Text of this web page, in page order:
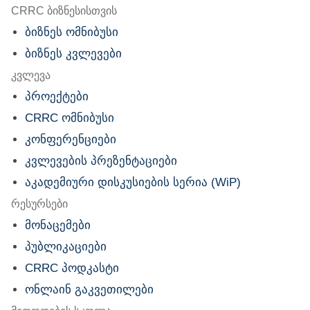
CRRC ბიზნესისთვის
ბიზნეს ომნიბუსი
ბიზნეს კვლევები
კვლევა
პროექტები
CRRC ომნიბუსი
კონფერენციები
კვლევების პრეზენტაციები
აკადემიური დისკუსიების სერია (WiP)
რესურსები
მონაცემები
პუბლიკაციები
CRRC პოდკასტი
ონლაინ გაკვეთილები